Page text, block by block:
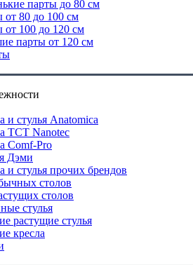
парты до 80 см
от 80 до 100 см
от 100 до 120 см
парты от 120 см
и стулья Anatomica
TCT Nanotec
Comf-Pro
Дэми
и стулья прочих брендов
столов
столов
стулья
растущие стулья
кресла